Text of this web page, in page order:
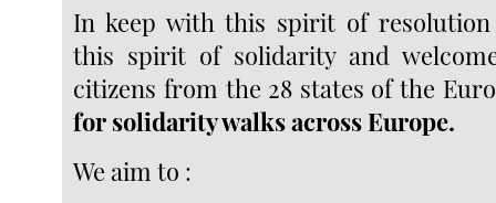
In keep with this spirit of resolution
this spirit of solidarity and
citizens from the 28 states of the
for solidarity walks across Europe.
We aim to :